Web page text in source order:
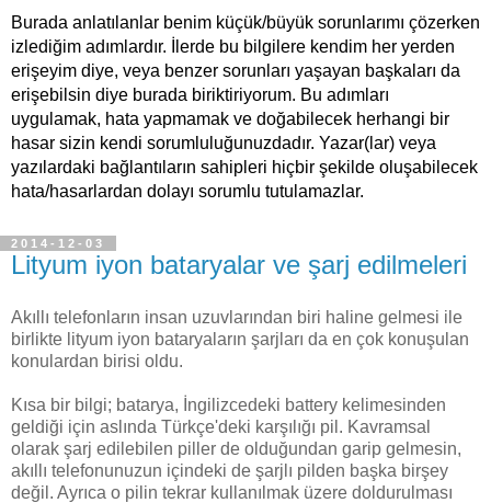
Burada anlatılanlar benim küçük/büyük sorunlarımı çözerken
izlediğim adımlardır. İlerde bu bilgilere kendim her yerden
erişeyim diye, veya benzer sorunları yaşayan başkaları da
erişebilsin diye burada biriktiriyorum. Bu adımları
uygulamak, hata yapmamak ve doğabilecek herhangi bir
hasar sizin kendi sorumluluğunuzdadır. Yazar(lar) veya
yazılardaki bağlantıların sahipleri hiçbir şekilde oluşabilecek
hata/hasarlardan dolayı sorumlu tutulamazlar.
2014-12-03
Lityum iyon bataryalar ve şarj edilmeleri
Akıllı telefonların insan uzuvlarından biri haline gelmesi ile
birlikte lityum iyon bataryaların şarjları da en çok konuşulan
konulardan birisi oldu.
Kısa bir bilgi; batarya, İngilizcedeki battery kelimesinden
geldiği için aslında Türkçe'deki karşılığı pil. Kavramsal
olarak şarj edilebilen piller de olduğundan garip gelmesin,
akıllı telefonunuzun içindeki de şarjlı pilden başka birşey
değil. Ayrıca o pilin tekrar kullanılmak üzere doldurulması